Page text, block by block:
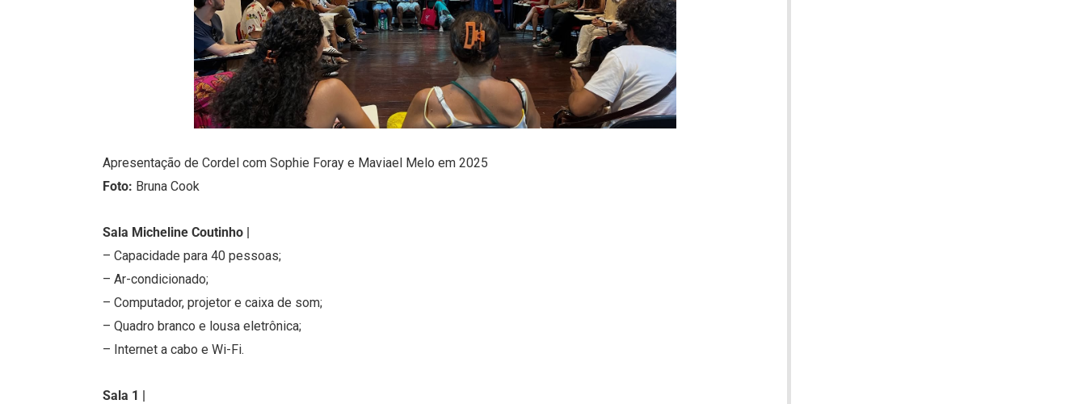
Apresentação de Cordel com Sophie Foray e Maviael Melo em 2025
Foto: Bruna Cook
Sala Micheline Coutinho |
– Capacidade para 40 pessoas;
– Ar-condicionado;
– Computador, projetor e caixa de som;
– Quadro branco e lousa eletrônica;
– Internet a cabo e Wi-Fi.
Sala 1 |